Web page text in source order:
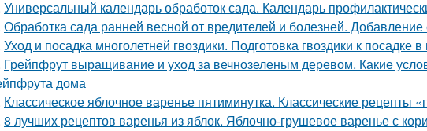
Универсальный календарь обработок сада. Календарь
Обработка сада ранней весной от вредителей и болезней.
Уход и посадка многолетней гвоздики. Подготовка гвоздики к посадке в
Грейпфрут выращивание и уход за вечнозеленым деревом. Какие
дома
Классическое яблочное варенье пятиминутка. Классические рецепты
8 лучших рецептов варенья из яблок. Яблочно-грушевое варенье с